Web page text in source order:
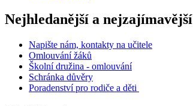
Nejhledanější a nejzajímavější
Napište nám, kontakty na učitele
Omlouvání žáků
Školní družina - omlouvání
Schránka důvěry
Poradenství pro rodiče a děti